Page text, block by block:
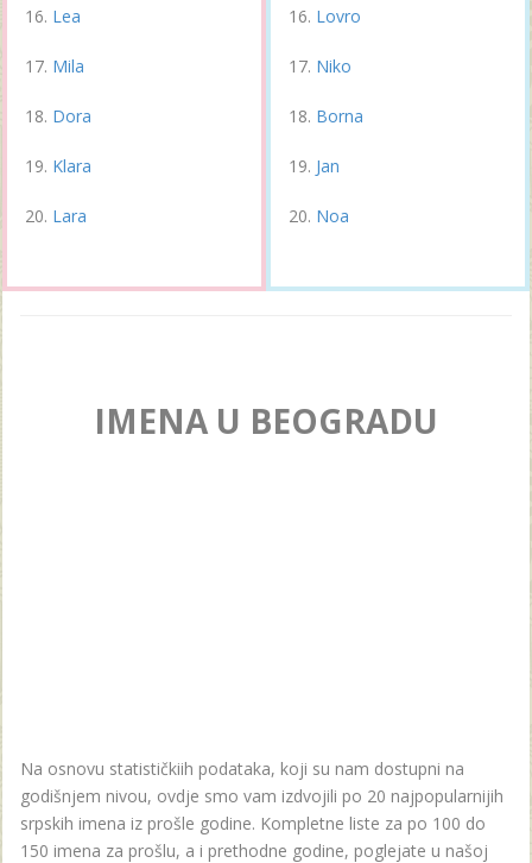
Lea
Mila
Dora
Klara
Lara
Lovro
Niko
Borna
Jan
Noa
IMENA U BEOGRADU
Na osnovu statističkiih podataka, koji su nam dostupni na
godišnjem nivou, ovdje smo vam izdvojili po 20 najpopularnijih
srpskih imena iz prošle godine. Kompletne liste za po 100 do
150 imena za prošlu, a i prethodne godine, poglejate u našoj